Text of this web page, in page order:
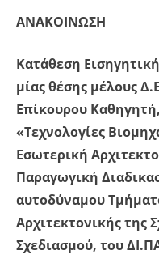
ΑΝΑΚΟΙΝΩΣΗ
Κατάθεση
μίας θέσης μέλους
Επίκουρου
«Τεχνολογίες
Εσωτερική
Παραγωγική
αυτοδύναμου
Αρχιτεκτονικής της
Σχεδιασμού, του